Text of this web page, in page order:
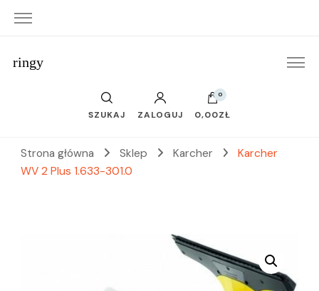
ringy
SZUKAJ ZALOGUJ
0
0,00ZŁ
Strona główna Sklep Karcher
Karcher
WV 2 Plus 1.633-301.0